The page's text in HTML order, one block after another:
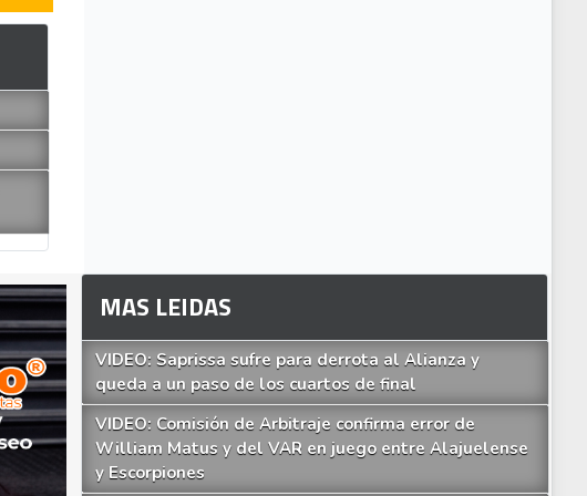
MAS LEIDAS
VIDEO: Saprissa sufre para derrota al Alianza y
queda a un paso de los cuartos de final
VIDEO: Comisión de Arbitraje confirma error de
William Matus y del VAR en juego entre Alajuelense
y Escorpiones